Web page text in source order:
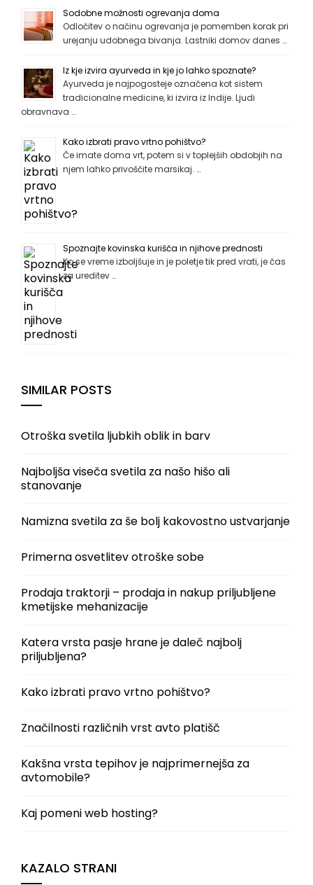
Sodobne možnosti ogrevanja doma
Odločitev o načinu ogrevanja je pomemben korak pri
urejanju udobnega bivanja. Lastniki domov danes …
Iz kje izvira ayurveda in kje jo lahko spoznate?
Ayurveda je najpogosteje označena kot sistem
tradicionalne medicine, ki izvira iz Indije. Ljudi
obravnava …
Kako izbrati pravo vrtno pohištvo?
Če imate doma vrt, potem si v toplejših obdobjih na
njem lahko privoščite marsikaj. …
Spoznajte kovinska kurišča in njihove prednosti
Ko se vreme izboljšuje in je poletje tik pred vrati, je čas
za ureditev …
SIMILAR POSTS
Otroška svetila ljubkih oblik in barv
Najboljša viseča svetila za našo hišo ali
stanovanje
Namizna svetila za še bolj kakovostno ustvarjanje
Primerna osvetlitev otroške sobe
Prodaja traktorji – prodaja in nakup priljubljene
kmetijske mehanizacije
Katera vrsta pasje hrane je daleč najbolj
priljubljena?
Kako izbrati pravo vrtno pohištvo?
Značilnosti različnih vrst avto platišč
Kakšna vrsta tepihov je najprimernejša za
avtomobile?
Kaj pomeni web hosting?
KAZALO STRANI